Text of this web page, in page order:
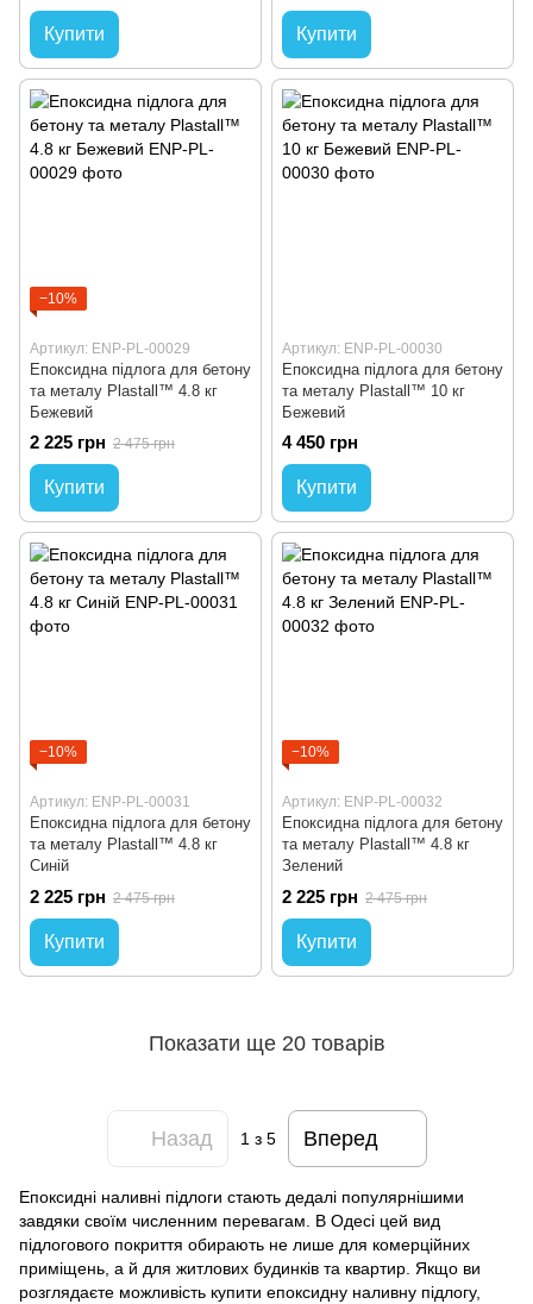
Купити Купити
−10%
Артикул: ENP-PL-00029
Епоксидна підлога для бетону
та металу Plastall™ 4.8 кг
Бежевий
2 225 грн 2 475 грн
Купити
Артикул: ENP-PL-00030
Епоксидна підлога для бетону
та металу Plastall™ 10 кг
Бежевий
4 450 грн
Купити
−10%
Артикул: ENP-PL-00031
Епоксидна підлога для бетону
та металу Plastall™ 4.8 кг
Синій
2 225 грн 2 475 грн
Купити
−10%
Артикул: ENP-PL-00032
Епоксидна підлога для бетону
та металу Plastall™ 4.8 кг
Зелений
2 225 грн 2 475 грн
Купити
Показати ще 20 товарів
Назад 1 з 5 Вперед
Епоксидні наливні підлоги стають дедалі популярнішими
завдяки своїм численним перевагам. В Одесі цей вид
підлогового покриття обирають не лише для комерційних
приміщень, а й для житлових будинків та квартир. Якщо ви
розглядаєте можливість купити епоксидну наливну підлогу,